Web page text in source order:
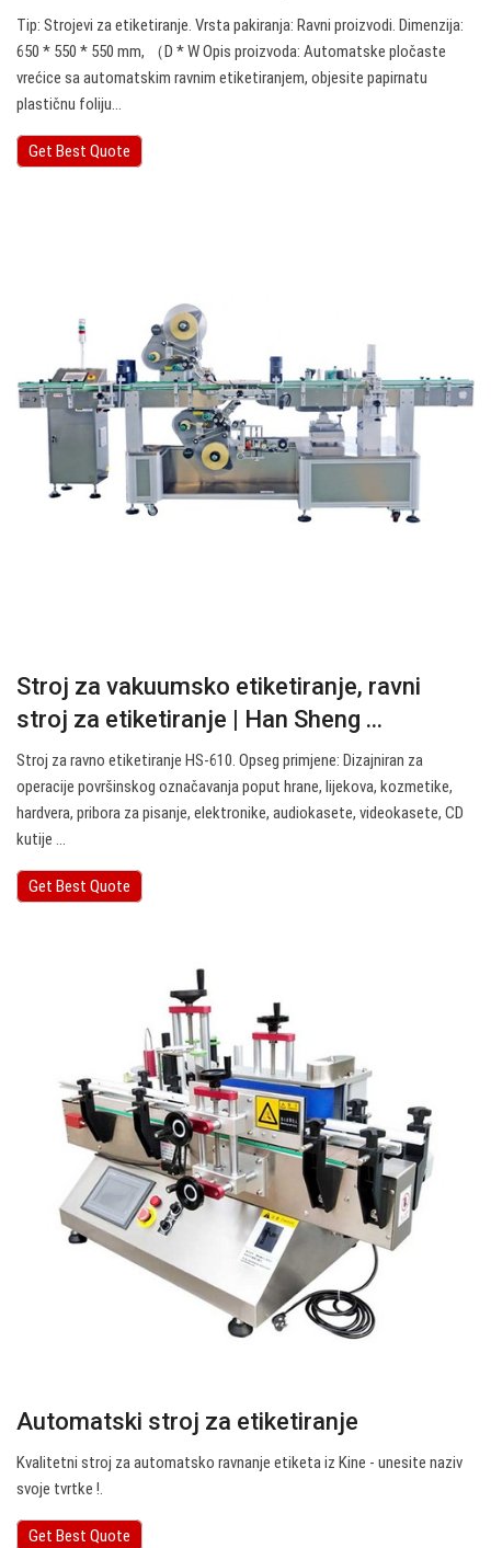
Tip: Strojevi za etiketiranje. Vrsta pakiranja: Ravni proizvodi. Dimenzija:
650 * 550 * 550 mm, （D * W Opis proizvoda: Automatske pločaste
vrećice sa automatskim ravnim etiketiranjem, objesite papirnatu
plastičnu foliju…
Get Best Quote
Stroj za vakuumsko etiketiranje, ravni
stroj za etiketiranje | Han Sheng ...
Stroj za ravno etiketiranje HS-610. Opseg primjene: Dizajniran za
operacije površinskog označavanja poput hrane, lijekova, kozmetike,
hardvera, pribora za pisanje, elektronike, audiokasete, videokasete, CD
kutije ...
Get Best Quote
Automatski stroj za etiketiranje
Kvalitetni stroj za automatsko ravnanje etiketa iz Kine - unesite naziv
svoje tvrtke !.
Get Best Quote